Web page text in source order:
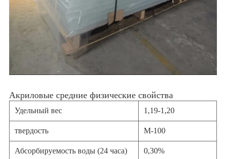
Акриловые средние физические свойства
Удельный вес 1,19-1,20
твердость М-100
Абсорбируемость воды (24 часа) 0,30%